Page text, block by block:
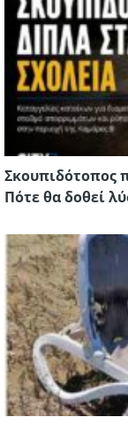
PODCAST
ΠΡΟΣΩΠΑ
ΛΑΡΝΑΚΑ
ΣΥΝΔΕΣΜΟΙ
Σκουπιδότοπος
Πότε θα δοθεί